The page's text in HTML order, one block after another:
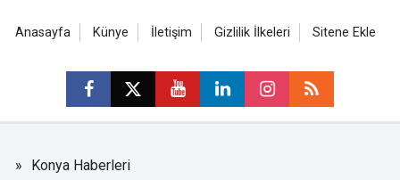
Anasayfa Künye İletişim Gizlilik İlkeleri Sitene Ekle
Konya Haberleri